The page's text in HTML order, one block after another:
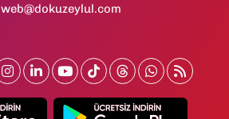
web@dokuzeylul.com